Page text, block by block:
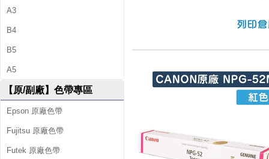
A3
B4
B5
A5
【原/副廠】色帶專區
Epson 原廠色帶
Fujitsu 原廠色帶
Futek 原廠色帶